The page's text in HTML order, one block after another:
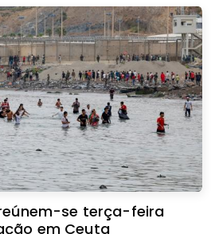
se terça-feira
em Ceuta